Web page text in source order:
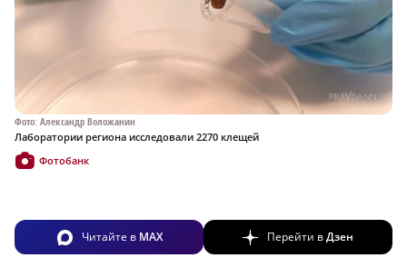
Фото: Александр Воложанин
Лаборатории региона исследовали 2270 клещей
Фотобанк
Читайте в MAX Перейти вДзен